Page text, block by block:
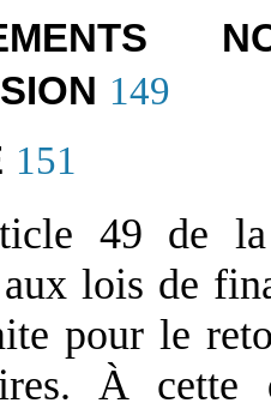
149
151
49 de
lois de
pour le
À cette